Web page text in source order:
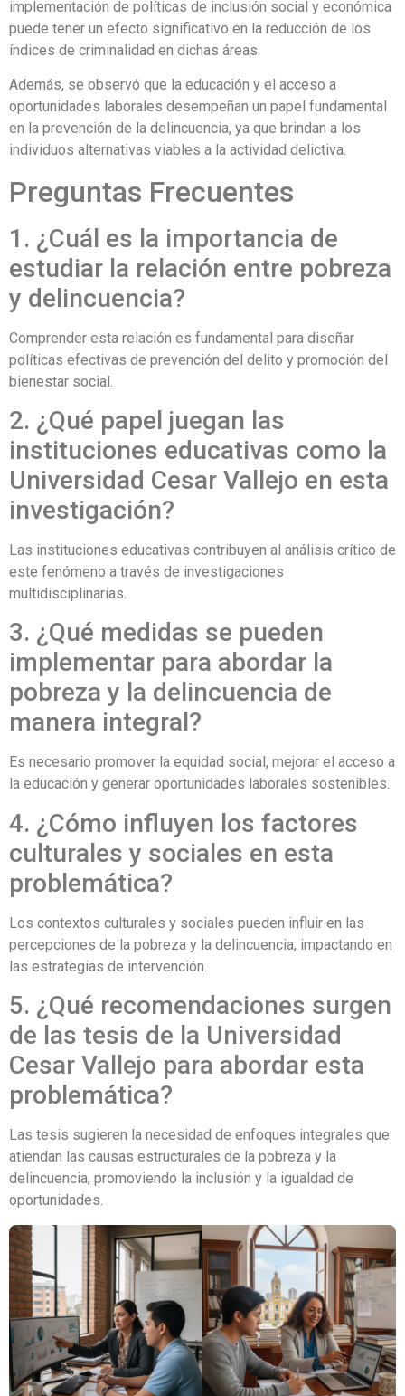
implementación de políticas de inclusión social y económica
puede tener un efecto significativo en la reducción de los
índices de criminalidad en dichas áreas.
Además, se observó que la educación y el acceso a
oportunidades laborales desempeñan un papel fundamental
en la prevención de la delincuencia, ya que brindan a los
individuos alternativas viables a la actividad delictiva.
Preguntas Frecuentes
1. ¿Cuál es la importancia de
estudiar la relación entre pobreza
y delincuencia?
Comprender esta relación es fundamental para diseñar
políticas efectivas de prevención del delito y promoción del
bienestar social.
2. ¿Qué papel juegan las
instituciones educativas como la
Universidad Cesar Vallejo en esta
investigación?
Las instituciones educativas contribuyen al análisis crítico de
este fenómeno a través de investigaciones
multidisciplinarias.
3. ¿Qué medidas se pueden
implementar para abordar la
pobreza y la delincuencia de
manera integral?
Es necesario promover la equidad social, mejorar el acceso a
la educación y generar oportunidades laborales sostenibles.
4. ¿Cómo influyen los factores
culturales y sociales en esta
problemática?
Los contextos culturales y sociales pueden influir en las
percepciones de la pobreza y la delincuencia, impactando en
las estrategias de intervención.
5. ¿Qué recomendaciones surgen
de las tesis de la Universidad
Cesar Vallejo para abordar esta
problemática?
Las tesis sugieren la necesidad de enfoques integrales que
atiendan las causas estructurales de la pobreza y la
delincuencia, promoviendo la inclusión y la igualdad de
oportunidades.